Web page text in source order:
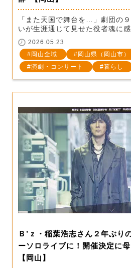
「また天国で舞台を…」劇団の
いが生涯通じて見せた役者魂に感
2026.05.23
岡山全域
岡山県（岡山市）
演劇・コンサート
暮らし
Ｂ’ｚ・稲葉浩志さん２年ぶり
ーソロライブに！開催決定に
【岡山】